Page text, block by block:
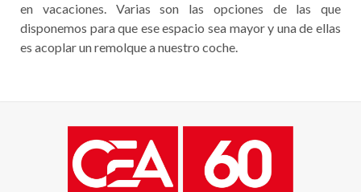
en vacaciones. Varias son las opciones de las que
disponemos para que ese espacio sea mayor y una de ellas
es acoplar un remolque a nuestro coche.